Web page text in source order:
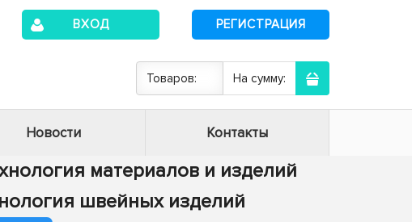
ВХОД РЕГИСТРАЦИЯ
Товаров: На сумму:
Новости Контакты
материалов и изделий
швейных изделий